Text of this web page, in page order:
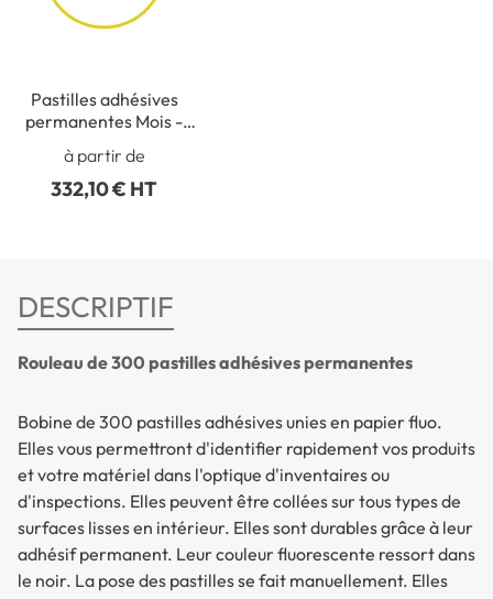
Pastilles adhésives
permanentes Mois -
Dim. Ø 40 mm - Rouleau
de 1000
à partir de
332,10 € HT
DESCRIPTIF
Rouleau de 300 pastilles adhésives permanentes
Bobine de 300 pastilles adhésives unies en papier fluo.
Elles vous permettront d'identifier rapidement vos produits
et votre matériel dans l'optique d'inventaires ou
d'inspections. Elles peuvent être collées sur tous types de
surfaces lisses en intérieur. Elles sont durables grâce à leur
adhésif permanent. Leur couleur fluorescente ressort dans
le noir. La pose des pastilles se fait manuellement. Elles